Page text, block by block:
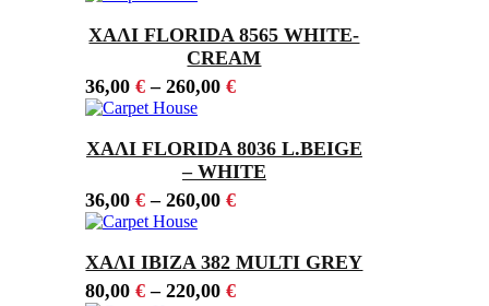
ΧΑΛΙ FLORIDA 8565 WHITE-
CREAM
36,00 €– 260,00 €
ΧΑΛΙ FLORIDA 8036 L.BEIGE
– WHITE
36,00 €– 260,00 €
ΧΑΛΙ IBIZA 382 MULTI GREY
80,00 €– 220,00 €